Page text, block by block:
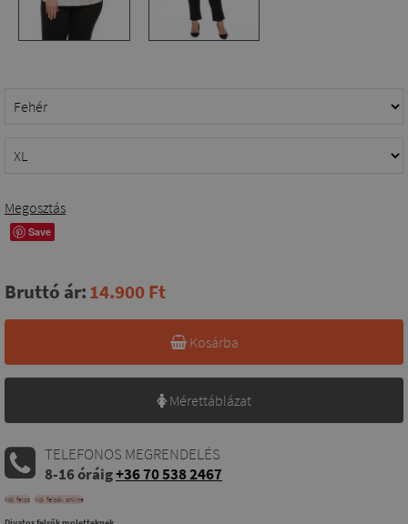
Megosztás
Save
Bruttó ár:14.900 Ft
Kosárba
Mérettáblázat
TELEFONOS MEGRENDELÉS
8-16 óráig+36 70 538 2467
Női felső Női felsők online